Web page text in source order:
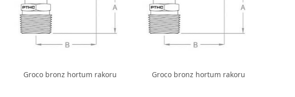
Groco bronz hortum rakoru Groco bronz hortum rakoru